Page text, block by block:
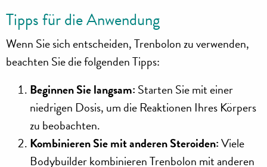
Tipps für die Anwendung
Wenn Sie sich entscheiden, Trenbolon zu verwenden,
beachten Sie die folgenden Tipps:
Beginnen Sie langsam: Starten Sie mit einer
niedrigen Dosis, um die Reaktionen Ihres Körpers
zu beobachten.
Kombinieren Sie mit anderen Steroiden:Viele
Bodybuilder kombinieren Trenbolon mit anderen